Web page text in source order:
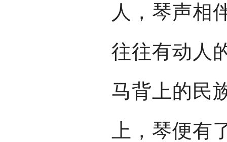
人，琴声相
往往有动人
马背上的民
上，琴便有